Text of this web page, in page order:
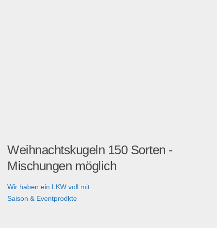
Weihnachtskugeln 150 Sorten -
Mischungen möglich
Wir haben ein LKW voll mit...
Saison & Eventprodkte